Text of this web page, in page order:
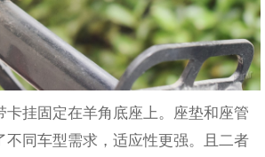
卡挂固定在羊角底座上。座垫和座管
不同车型需求，适应性更强。且二者